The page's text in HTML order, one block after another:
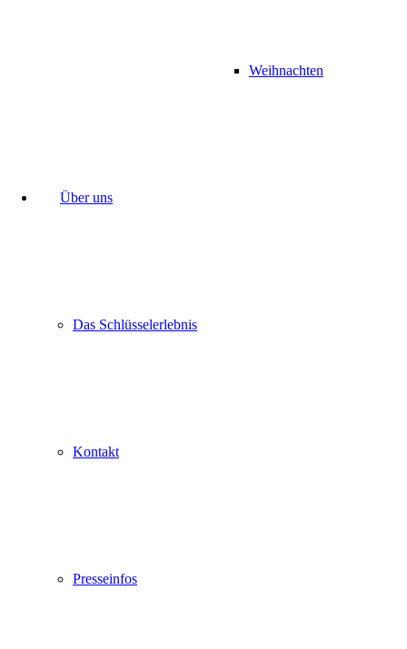
Weihnachten
Über uns
Das Schlüsselerlebnis
Kontakt
Presseinfos